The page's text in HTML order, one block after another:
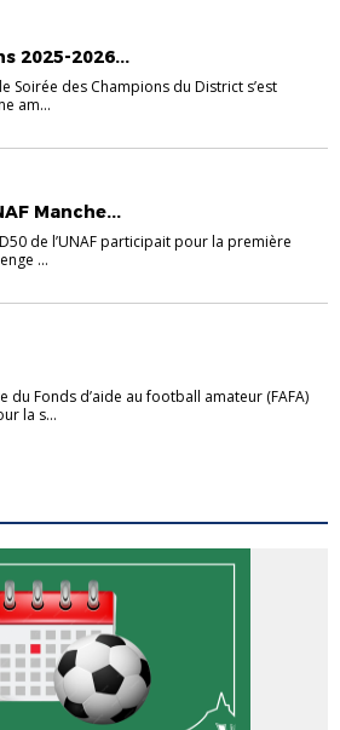
2025-2026...
Soirée des Champions du District s’est
am...
Manche...
de l’UNAF participait pour la première
...
du Fonds d’aide au football amateur (FAFA)
la s...